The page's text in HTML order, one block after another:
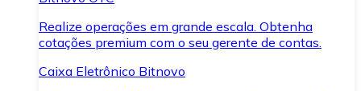
Realize operações em grande escala. Obtenha
cotações premium com o seu gerente de contas.
Caixa Eletrônico Bitnovo